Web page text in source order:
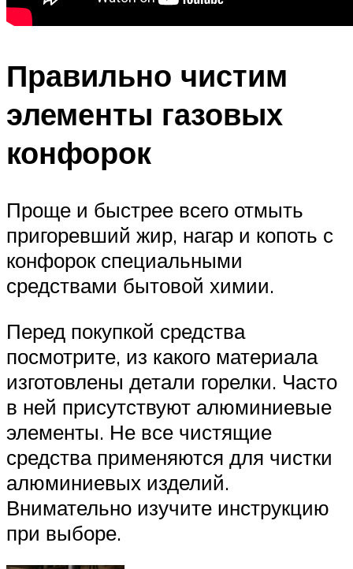
Правильно чистим
элементы газовых
конфорок
Проще и быстрее всего отмыть
пригоревший жир, нагар и копоть с
конфорок специальными
средствами бытовой химии.
Перед покупкой средства
посмотрите, из какого материала
изготовлены детали горелки. Часто
в ней присутствуют алюминиевые
элементы. Не все чистящие
средства применяются для чистки
алюминиевых изделий.
Внимательно изучите инструкцию
при выборе.